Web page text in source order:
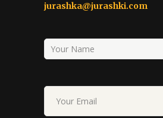
jurashka@jurashki.com